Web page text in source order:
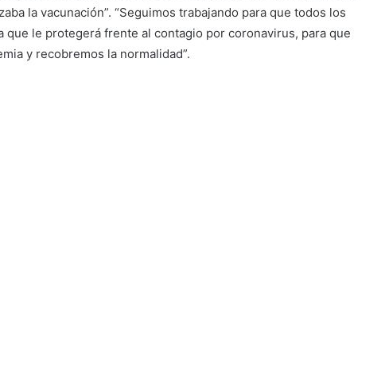
la vacunación”. “Seguimos trabajando para que todos los
que le protegerá frente al contagio por coronavirus, para que
y recobremos la normalidad”.